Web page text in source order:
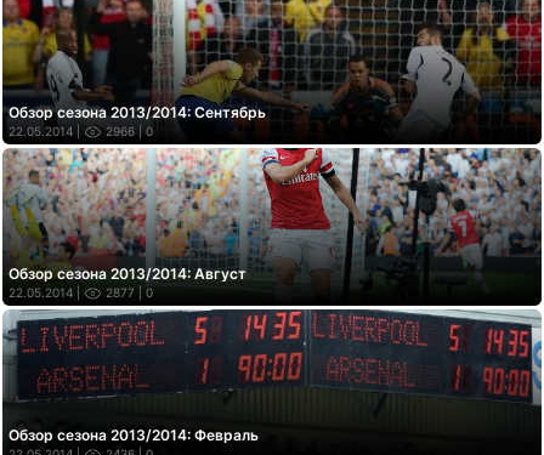
Обзор сезона 2013/2014: Сентябрь
22.05.2014 | 2966 | 0
Обзор сезона 2013/2014: Август
22.05.2014 | 2877 | 0
Обзор сезона 2013/2014: Февраль